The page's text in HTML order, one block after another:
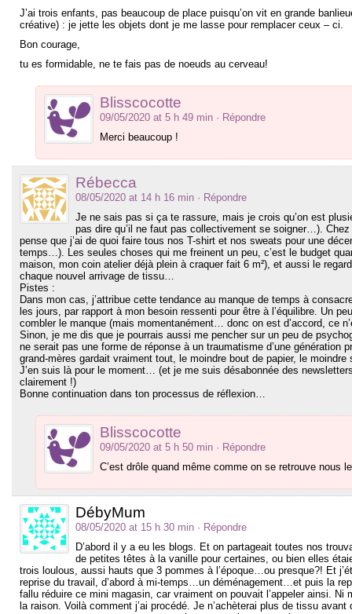
J’ai trois enfants, pas beaucoup de place puisqu’on vit en grande
créative) : je jette les objets dont je me lasse pour remplacer ceux – ci.
Bon courage,
tu es formidable, ne te fais pas de noeuds au cerveau!
Blisscocotte
09/05/2020 at 5 h 49 min · Répondre
Merci beaucoup !
Rébecca
08/05/2020 at 14 h 16 min · Répondre
Je ne sais pas si ça te rassure, mais je crois qu’on est
pas dire qu’il ne faut pas collectivement se soigner…).
pense que j’ai de quoi faire tous nos T-shirt et nos sweats pour une
temps…). Les seules choses qui me freinent un peu, c’est le budget
maison, mon coin atelier déjà plein à craquer fait 6 m²), et aussi le
chaque nouvel arrivage de tissu…
Pistes :
Dans mon cas, j’attribue cette tendance au manque de temps à
les jours, par rapport à mon besoin ressenti pour être à l’équilibre. Un
combler le manque (mais momentanément… donc on est d’accord, ce
Sinon, je me dis que je pourrais aussi me pencher sur un peu de
ne serait pas une forme de réponse à un traumatisme d’une génération
grand-mères gardait vraiment tout, le moindre bout de papier, le
J’en suis là pour le moment… (et je me suis désabonnée des
clairement !)
Bonne continuation dans ton processus de réflexion…
Blisscocotte
09/05/2020 at 5 h 50 min · Répondre
C’est drôle quand même comme on se retrouve nous
DébyMum
08/05/2020 at 15 h 30 min · Répondre
D’abord il y a eu les blogs. Et on partageait toutes nos
de petites têtes à la vanille pour certaines, ou bien elles
trois loulous, aussi hauts que 3 pommes à l’époque…ou presque?! Et
reprise du travail, d’abord à mi-temps…un déménagement…et puis la
fallu réduire ce mini magasin, car vraiment on pouvait l’appeler ainsi.
la raison. Voilà comment j’ai procédé. Je n’achèterai plus de tissu avant